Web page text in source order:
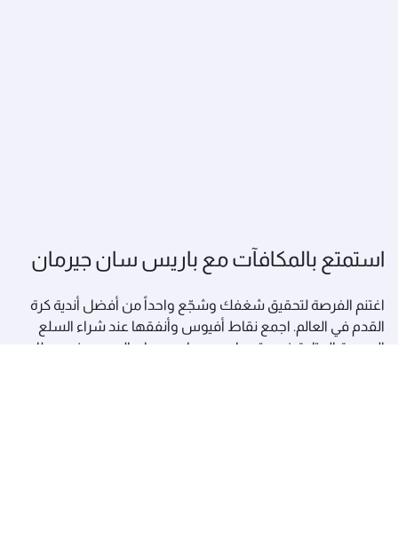
استمتع بالمكافآت مع باريس سان جيرمان
اغتنم الفرصة لتحقيق شغفك وشجّع واحداً من أفضل أندية كرة
القدم في العالم. اجمع نقاط أفيوس وأنفقها عند شراء السلع
الحصرية المتاحة في متجر باريس سان جيرمان الرسمي في مطار